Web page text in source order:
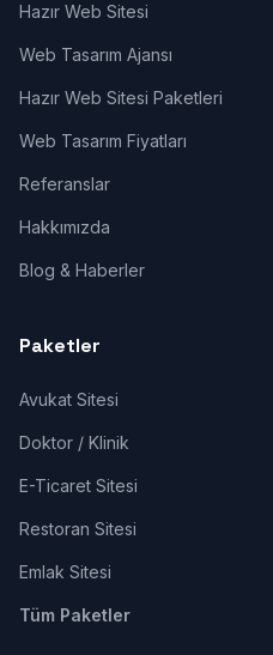
Hazır Web Sitesi
Web Tasarım Ajansı
Hazır Web Sitesi Paketleri
Web Tasarım Fiyatları
Referanslar
Hakkımızda
Blog & Haberler
Paketler
Avukat Sitesi
Doktor / Klinik
E-Ticaret Sitesi
Restoran Sitesi
Emlak Sitesi
Tüm Paketler